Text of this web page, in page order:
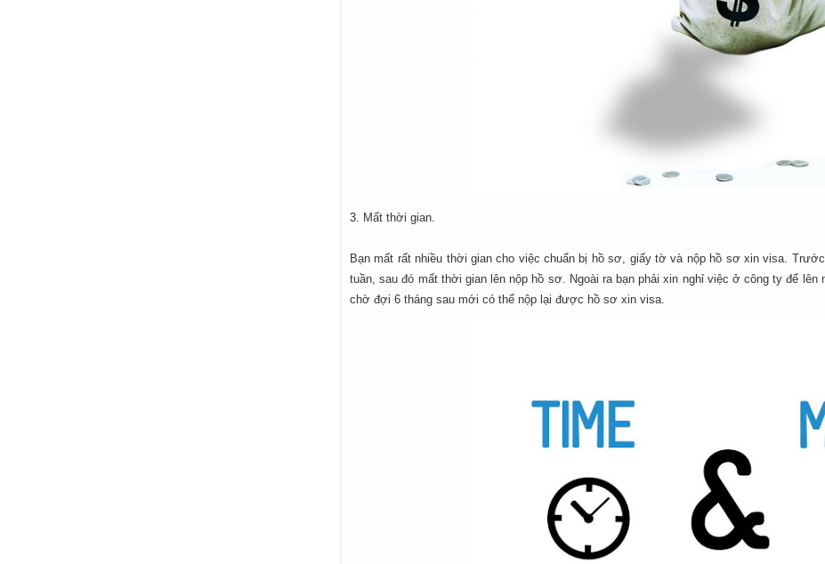
3. Mất thời gian.
Bạn mất rất nhiều thời gian cho việc chuẩn bị hồ sơ, giấy tờ và nộp hồ sơ xin visa.
tuần, sau đó mất thời gian lên nộp hồ sơ. Ngoài ra bạn phải xin nghỉ việc ở công ty để
chờ đợi 6 tháng sau mới có thể nộp lại được hồ sơ xin visa.